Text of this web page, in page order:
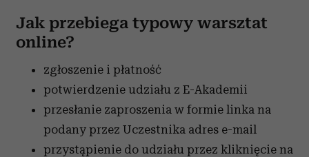
Jak przebiega typowy warsztat
online?
zgłoszenie i płatność
potwierdzenie udziału z E-Akademii
przesłanie zaproszenia w formie linka na
podany przez Uczestnika adres e-mail
przystąpienie do udziału przez kliknięcie na